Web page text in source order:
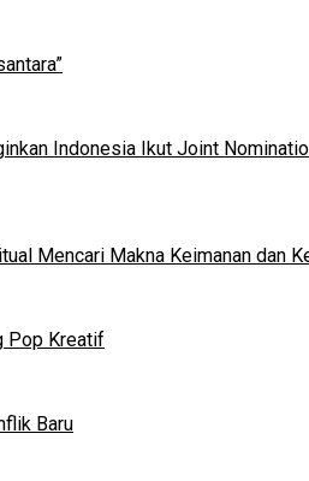
Indonesia Ikut Joint
Mencari Makna Keimanan dan
Pop Kreatif
Baru